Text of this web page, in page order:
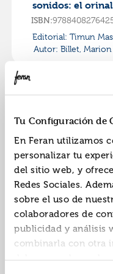
Tu Configuración de
En Feran utilizamos
personalizar tu
del sitio web, y
Redes Sociales.
sobre el uso de
colaboradores de
publicidad y análisis
combinarla con otra
del uso que hayas
sonidos: el orinal
ISBN:
Editorial: Timun Mas
Autor: Billet, Marion
Mi primer libro
sonidos:
ISBN:
Editorial:Timun Mas
Autor:Billet, Marion